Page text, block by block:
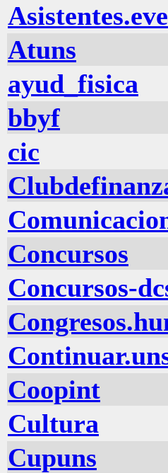
Atuns
ayud_fisica
bbyf
cic
Concursos
Concursos-
Coopint
Cultura
Cupuns